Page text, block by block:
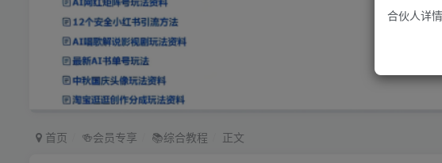
首页 🍻会员专享 📚综合教程 正文
合伙人详情